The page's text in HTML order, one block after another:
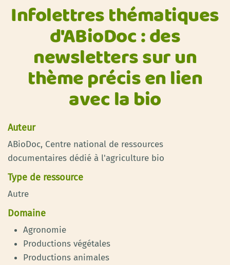
Infolettres thématiques
d'ABioDoc : des
newsletters sur un
thème précis en lien
avec la bio
Auteur
ABioDoc, Centre national de ressources
documentaires dédié à l'agriculture bio
Type de ressource
Autre
Domaine
Agronomie
Productions végétales
Productions animales